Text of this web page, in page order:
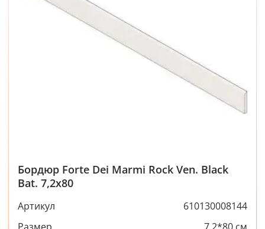
Бордюр Forte Dei Marmi Rock Ven. Black
Bat. 7,2x80
Артикул
610130008144